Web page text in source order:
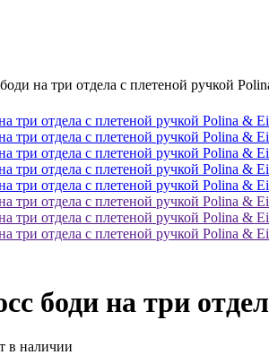
на три отдела с плетеной ручкой
боди на три
в наличии